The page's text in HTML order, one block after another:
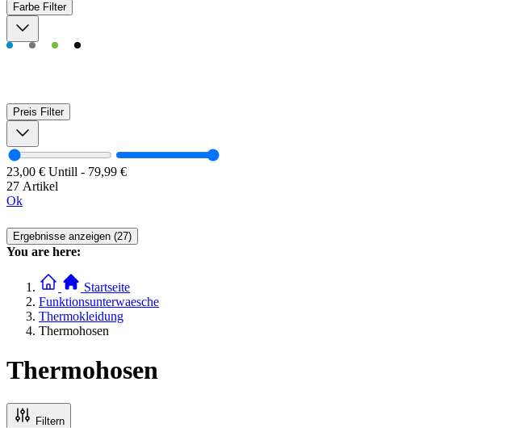
Farbe Filter
Preis Filter
23,00 € Untill - 79,99 €
27 Artikel
Ok
Ergebnisse anzeigen (27)
You are here:
Startseite
Funktionsunterwaesche
Thermokleidung
Thermohosen
Thermohosen
Filtern